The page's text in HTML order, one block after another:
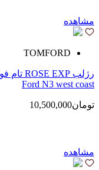
مشاهده
TOMFORD
Ford N3 west coast
تومان10,500,000
مشاهده